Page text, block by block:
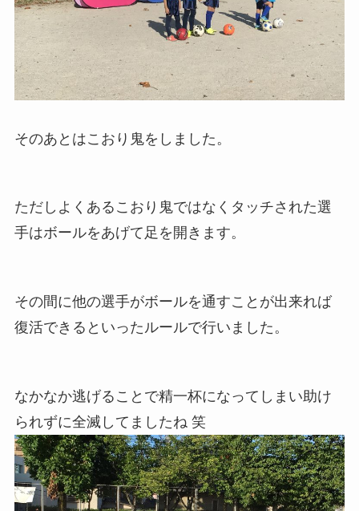
そのあとはこおり鬼をしました。
ただしよくあるこおり鬼ではなくタッチされた選
手はボールをあげて足を開きます。
その間に他の選手がボールを通すことが出来れば
復活できるといったルールで行いました。
なかなか逃げることで精一杯になってしまい助け
られずに全滅してましたね 笑